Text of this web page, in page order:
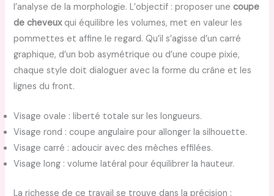
l’analyse de la morphologie. L’objectif : proposer unecoupe
de cheveuxqui équilibre les volumes, met en valeur les
pommettes et affine le regard. Qu’il s’agisse d’un carré
graphique, d’un bob asymétrique ou d’une coupe pixie,
chaque style doit dialoguer avec la forme du crâne et les
lignes du front.
Visage ovale : liberté totale sur les longueurs.
Visage rond : coupe angulaire pour allonger la silhouette.
Visage carré : adoucir avec des mèches effilées.
Visage long : volume latéral pour équilibrer la hauteur.
La richesse de ce travail se trouve dans la précision :